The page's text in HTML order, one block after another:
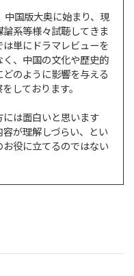
中国版大奥に始まり、現
系等様々試聴してきま
単にドラマレビューを
、中国の文化や歴史的
のように影響を与える
しております。
は面白いと思います
が理解しづらい、とい
役に立てるのではない